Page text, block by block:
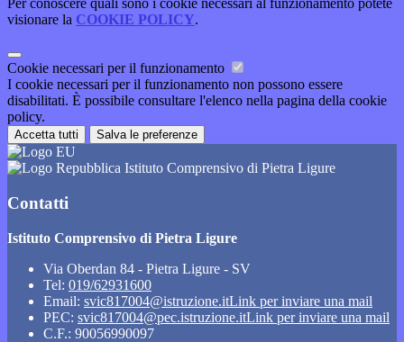
Per conoscere quali sono i cookie necessari al funzionamento potete
visionare la COOKIE POLICY.
Cookie necessari per il funzionamento
I cookie necessari per il funzionamento non possono essere
disabilitati. È possibile consultare l'elenco nella pagina della cookie
policy.
Accetta tutti Salva le preferenze
Istituto Comprensivo di Pietra Ligure
Contatti
Istituto Comprensivo di Pietra Ligure
Via Oberdan 84 - Pietra Ligure - SV
Tel: 019/62931600
Email: svic817004@istruzione.itLink per inviare una mail
PEC: svic817004@pec.istruzione.itLink per inviare una mail
C.F.: 90056990097